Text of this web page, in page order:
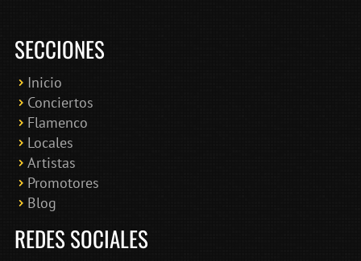
SECCIONES
Inicio
Conciertos
Flamenco
Locales
Artistas
Promotores
Blog
REDES SOCIALES